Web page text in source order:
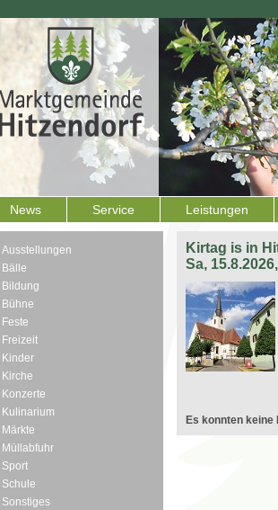
News Service Leistungen
Ausstellungen
Bälle
Bildung
Bühne
Feste
Freizeit
Kinder
Kirche
Konzerte
Kulinarium
Märkte
Müllabfuhr
Sport
Schule
Sonstiges
Kirtag is in
Sa,
Es konnten keine